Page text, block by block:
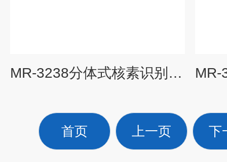
MR-3238分体式核素识别仪（便携式γ能谱仪）
首页 上一页 下